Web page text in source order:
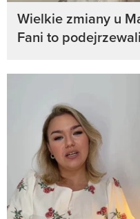
Wielkie zmiany u
Fani to podejrzewali